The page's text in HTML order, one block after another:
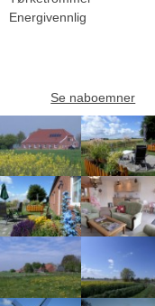
Energivennlig
Se naboemner